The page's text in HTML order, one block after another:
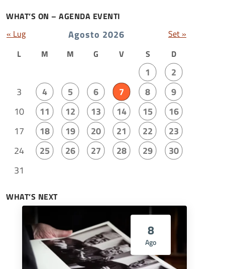
WHAT’S ON – AGENDA EVENTI
Agosto 2026
L M M G V S D
1
2
3
4 5 6 7 8
9
10
11 12 13 14 15
16
17
18 19 20 21 22
23
24
25 26 27 28 29
30
31
« Lug Set »
WHAT’S NEXT
8
Ago